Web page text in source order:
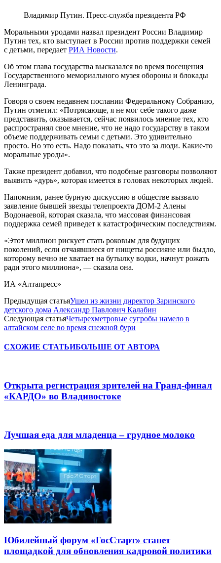
Владимир Путин. Пресс-служба президента РФ
Моральными уродами назвал президент России Владимир
Путин тех, кто выступает в России против поддержки семей
с детьми, передает РИА Новости.
Об этом глава государства высказался во время посещения
Государственного мемориального музея обороны и блокады
Ленинграда.
Говоря о своем недавнем послании Федеральному Собранию,
Путин отметил: «Потрясающе, я не мог себе такого даже
представить, оказывается, сейчас появилось мнение тех, кто
распространял свое мнение, что не надо государству в таком
объеме поддерживать семьи с детьми. Это удивительно
просто. Но это есть. Надо показать, что это за люди. Какие-то
моральные уроды».
Также президент добавил, что подобные разговоры позволяют
выявить «дурь», которая имеется в головах некоторых людей.
Напомним, ранее бурную дискуссию в обществе вызвало
заявление бывшей звезды телепроекта ДОМ-2 Алены
Водонаевой, которая сказала, что массовая финансовая
поддержка семей приведет к катастрофическим последствиям.
«Этот миллион рискует стать роковым для будущих
поколений, если отчаявшиеся от нищеты россияне или быдло,
которому вечно не хватает на бутылку водки, начнут рожать
ради этого миллиона», — сказала она.
ИА «Алтапресс»
Предыдущая статьяУшел из жизни директор Заринского
детского дома Александр Павлович Калабин
Следующая статьяЧетырехметровые сугробы намело в
алтайском селе во время снежной бури
СХОЖИЕ СТАТЬИБОЛЬШЕ ОТ АВТОРА
Открыта регистрация зрителей на Гранд-финал
«КАРДО» во Владивостоке
Лучшая еда для младенца – грудное молоко
Юбилейный форум «ГосСтарт» станет
площадкой для обновления кадровой политики